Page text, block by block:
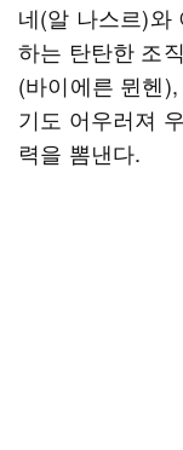
네(알 나스르)와
하는 탄탄한 조
(바이에른 뮌헨
기도 어우러져
력을 뽐낸다.